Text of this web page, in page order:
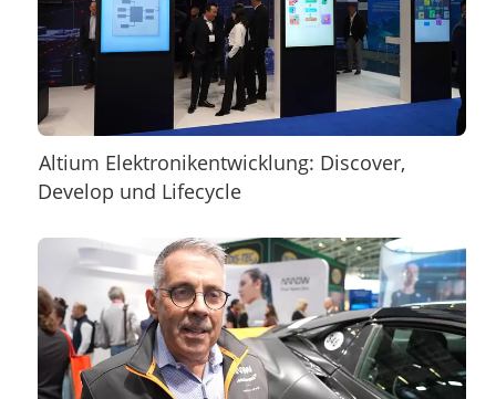
Altium Elektronikentwicklung: Discover,
Develop und Lifecycle